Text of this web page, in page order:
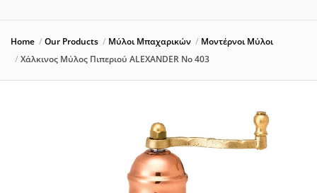
Home Our Products Μύλοι Μπαχαρικών
Μοντέρνοι Μύλοι
Χάλκινος Μύλος Πιπεριού ALEXANDER Νο 403